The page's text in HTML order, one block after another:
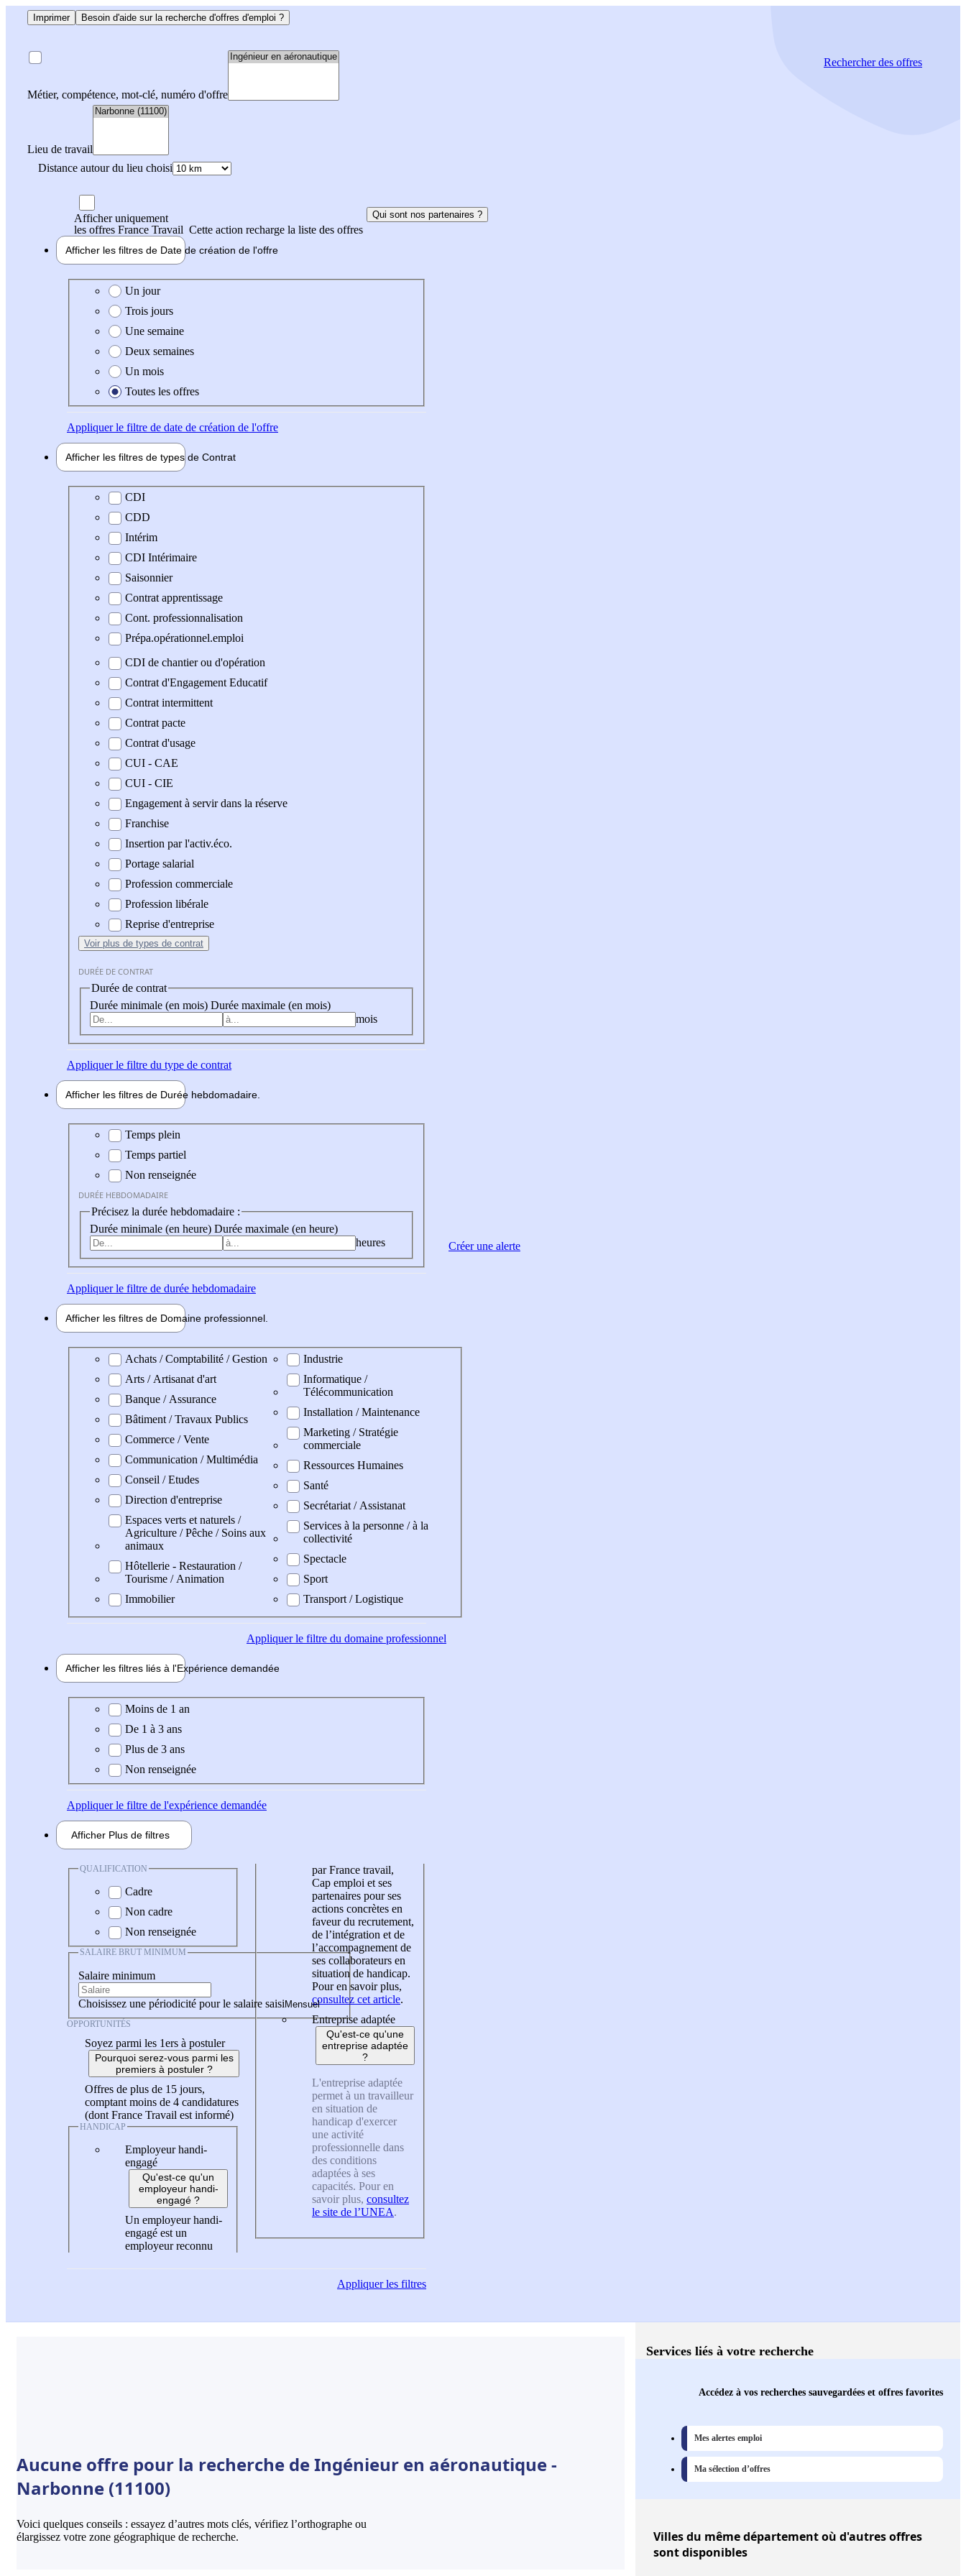
Imprimer Besoin d'aide sur la recherche d'offres d'emploi ?
Métier, compétence, mot-clé, numéro d'offre
Lieu de travail
Distance autour du lieu choisi
Rechercherdes offres
Afficher uniquement
les offres France Travail Cette action recharge la liste des offres
Qui sont nos partenaires ?
Afficher les filtres de Date de création de l'offre
Date de création de l'offre
Un jour
Trois jours
Une semaine
Deux semaines
Un mois
Toutes les offres
Appliquerle filtre de date de création de l'offre
Afficher les filtres de types de Contrat
Type de contrat
CDI
CDD
Intérim
CDI Intérimaire
Saisonnier
Contrat apprentissage
Cont. professionnalisation
Prépa.opérationnel.emploi
CDI de chantier ou d'opération
Contrat d'Engagement Educatif
Contrat intermittent
Contrat pacte
Contrat d'usage
CUI - CAE
CUI - CIE
Engagement à servir dans la réserve
Franchise
Insertion par l'activ.éco.
Portage salarial
Profession commerciale
Profession libérale
Reprise d'entreprise
Voir plus de types de contrat
DURÉE DE CONTRAT
Durée de contrat
Durée minimale (en mois) Durée maximale (en mois)
mois
Appliquerle filtre du type de contrat
Afficher les filtres de Durée hebdomadaire
Durée hebdomadaire
Temps plein
Temps partiel
Non renseignée
DURÉE HEBDOMADAIRE
Précisez la durée hebdomadaire :
Durée minimale (en heure) Durée maximale (en heure)
heures
Appliquerle filtre de durée hebdomadaire
Afficher les filtres de Domaine professionnel
Domaine professionel
Achats / Comptabilité / Gestion
Arts / Artisanat d'art
Banque / Assurance
Bâtiment / Travaux Publics
Commerce / Vente
Communication / Multimédia
Conseil / Etudes
Direction d'entreprise
Espaces verts et naturels /
Agriculture / Pêche / Soins aux
animaux
Hôtellerie - Restauration /
Tourisme / Animation
Immobilier
Industrie
Informatique /
Télécommunication
Installation / Maintenance
Marketing / Stratégie
commerciale
Ressources Humaines
Santé
Secrétariat / Assistanat
Services à la personne / à la
collectivité
Spectacle
Sport
Transport / Logistique
Appliquerle filtre du domaine professionnel
Afficher les filtres liés à l'Expérience demandée
Expérience demandée
Moins de 1 an
De 1 à 3 ans
Plus de 3 ans
Non renseignée
Appliquerle filtre de l'expérience demandée
Afficher Plus de filtres
QUALIFICATION
Cadre
Non cadre
Non renseignée
SALAIRE BRUT MINIMUM
Salaire minimum
Choisissez une périodicité pour le salaire saisi
OPPORTUNITÉS
Soyez parmi les 1ers à postuler
Pourquoi serez-vous parmi les
premiers à postuler ?
Offres de plus de 15 jours,
comptant moins de 4 candidatures
(dont France Travail est informé)
HANDICAP
Employeur handi-
engagé
Qu'est-ce qu'un
employeur handi-
engagé ?
Un employeur handi-
engagé est un
employeur reconnu
par France travail,
Cap emploi et ses
partenaires pour ses
actions concrètes en
faveur du recrutement,
de l’intégration et de
l’accompagnement de
ses collaborateurs en
situation de handicap.
Pour en savoir plus,
consultez cet article.
Entreprise adaptée
Qu'est-ce qu'une
entreprise adaptée
?
L'entreprise adaptée
permet à un travailleur
en situation de
handicap d'exercer
une activité
professionnelle dans
des conditions
adaptées à ses
capacités. Pour en
savoir plus, consultez
le site de l’UNEA.
Appliquerles filtres
Créer une alerte
Aucune offre pour la recherche de Ingénieur en aéronautique -
Narbonne (11100)
Voici quelques conseils : essayez d’autres mots clés, vérifiez l’orthographe ou
élargissez votre zone géographique de recherche.
Services liés à votre recherche
Accédez à vos recherches sauvegardées et offres favorites
Mes alertes emploi
Ma sélection d’offres
Villesdu même département où d'autres offres
sont disponibles